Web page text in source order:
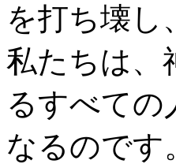
を打ち壊し
私たちは、
るすべての
なるのです